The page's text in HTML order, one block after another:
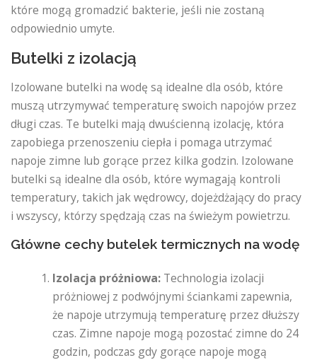
które mogą gromadzić bakterie, jeśli nie zostaną
odpowiednio umyte.
Butelki z izolacją
Izolowane butelki na wodę są idealne dla osób, które
muszą utrzymywać temperaturę swoich napojów przez
długi czas. Te butelki mają dwuścienną izolację, która
zapobiega przenoszeniu ciepła i pomaga utrzymać
napoje zimne lub gorące przez kilka godzin. Izolowane
butelki są idealne dla osób, które wymagają kontroli
temperatury, takich jak wędrowcy, dojeżdżający do pracy
i wszyscy, którzy spędzają czas na świeżym powietrzu.
Główne cechy butelek termicznych na wodę
Izolacja próżniowa: Technologia izolacji
próżniowej z podwójnymi ściankami zapewnia,
że ​​napoje utrzymują temperaturę przez dłuższy
czas. Zimne napoje mogą pozostać zimne do 24
godzin, podczas gdy gorące napoje mogą